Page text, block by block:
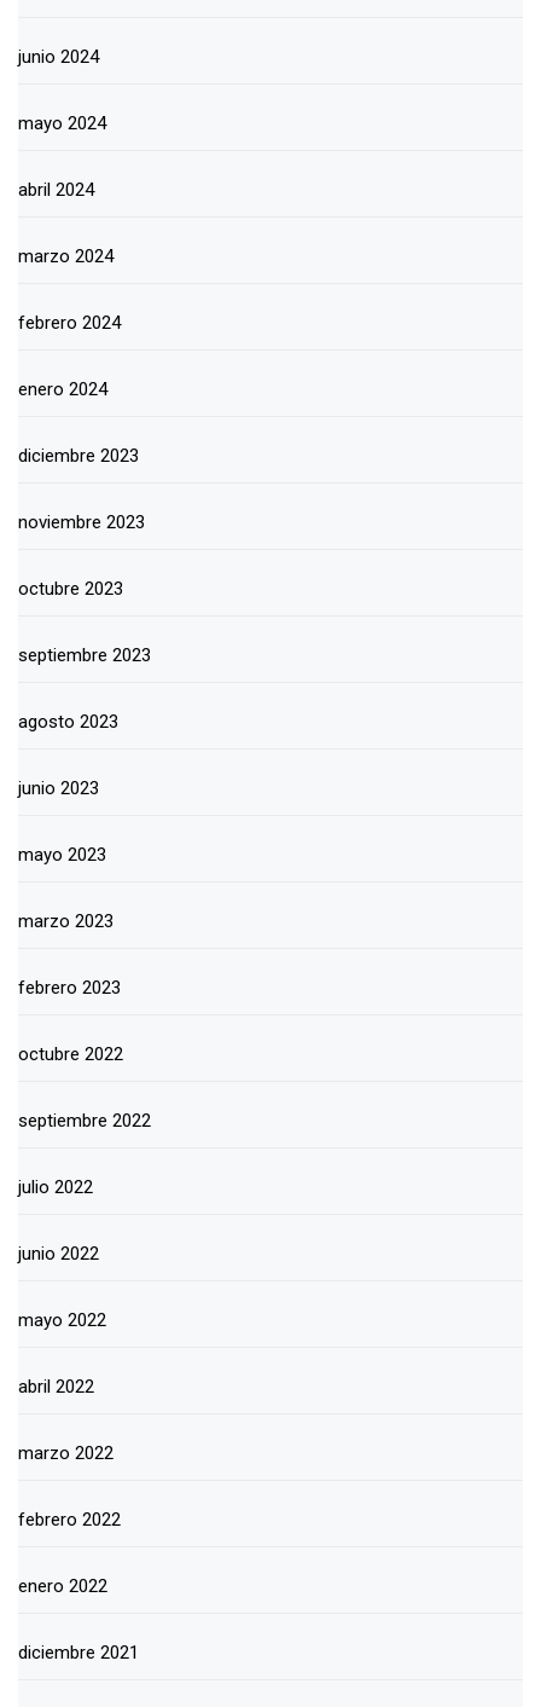
junio 2024
mayo 2024
abril 2024
marzo 2024
febrero 2024
enero 2024
diciembre 2023
noviembre 2023
octubre 2023
septiembre 2023
agosto 2023
junio 2023
mayo 2023
marzo 2023
febrero 2023
octubre 2022
septiembre 2022
julio 2022
junio 2022
mayo 2022
abril 2022
marzo 2022
febrero 2022
enero 2022
diciembre 2021